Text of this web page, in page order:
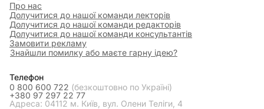
Про нас
Долучитися до нашої команди лекторів
Долучитися до нашої команди редакторів
Долучитися до нашої команди консультантів
Замовити рекламу
Знайшли помилку або маєте гарну ідею?
Телефон
0 800 600 722 (безкоштовно по Україні)
+380 97 297 22 77
Адреса: 04112 м. Київ, вул. Олени Теліги, 4